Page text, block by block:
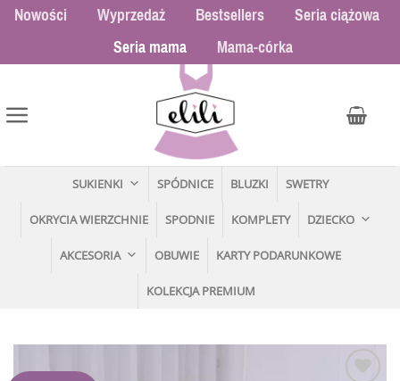
Przewiń
Nowości Wyprzedaż Bestsellers
Seria ciążowa
Seria mama
Mama-córka
SUKIENKI SPÓDNICE BLUZKI SWETRY
OKRYCIA WIERZCHNIE SPODNIE KOMPLETY DZIECKO
AKCESORIA OBUWIE KARTY PODARUNKOWE
KOLEKCJA PREMIUM